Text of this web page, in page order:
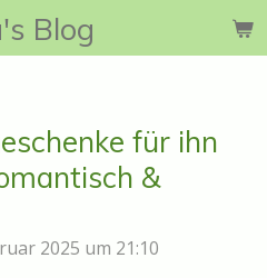
Blog
für ihn
&
2025 um 21:10